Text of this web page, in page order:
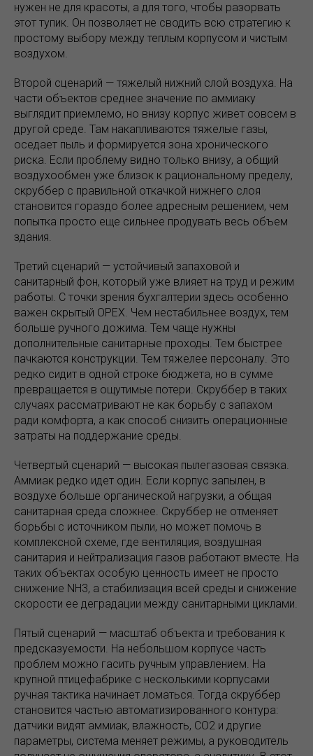
нужен не для красоты, а для того, чтобы разорвать
этот тупик. Он позволяет не сводить всю стратегию к
простому выбору между теплым корпусом и чистым
воздухом.
Второй сценарий — тяжелый нижний слой воздуха. На
части объектов среднее значение по аммиаку
выглядит приемлемо, но внизу корпус живет совсем в
другой среде. Там накапливаются тяжелые газы,
оседает пыль и формируется зона хронического
риска. Если проблему видно только внизу, а общий
воздухообмен уже близок к рациональному пределу,
скруббер с правильной откачкой нижнего слоя
становится гораздо более адресным решением, чем
попытка просто еще сильнее продувать весь объем
здания.
Третий сценарий — устойчивый запаховой и
санитарный фон, который уже влияет на труд и режим
работы. С точки зрения бухгалтерии здесь особенно
важен скрытый OPEX. Чем нестабильнее воздух, тем
больше ручного дожима. Тем чаще нужны
дополнительные санитарные проходы. Тем быстрее
пачкаются конструкции. Тем тяжелее персоналу. Это
редко сидит в одной строке бюджета, но в сумме
превращается в ощутимые потери. Скруббер в таких
случаях рассматривают не как борьбу с запахом
ради комфорта, а как способ снизить операционные
затраты на поддержание среды.
Четвертый сценарий — высокая пылегазовая связка.
Аммиак редко идет один. Если корпус запылен, в
воздухе больше органической нагрузки, а общая
санитарная среда сложнее. Скруббер не отменяет
борьбы с источником пыли, но может помочь в
комплексной схеме, где вентиляция, воздушная
санитария и нейтрализация газов работают вместе. На
таких объектах особую ценность имеет не просто
снижение NH3, а стабилизация всей среды и снижение
скорости ее деградации между санитарными циклами.
Пятый сценарий — масштаб объекта и требования к
предсказуемости. На небольшом корпусе часть
проблем можно гасить ручным управлением. На
крупной птицефабрике с несколькими корпусами
ручная тактика начинает ломаться. Тогда скруббер
становится частью автоматизированного контура:
датчики видят аммиак, влажность, CO2 и другие
параметры, система меняет режимы, а руководитель